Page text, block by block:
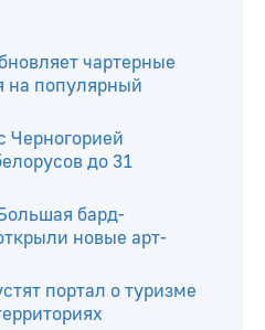
чартерные
на популярный
Черногорией
до 31
бард-
новые арт-
портал о туризме